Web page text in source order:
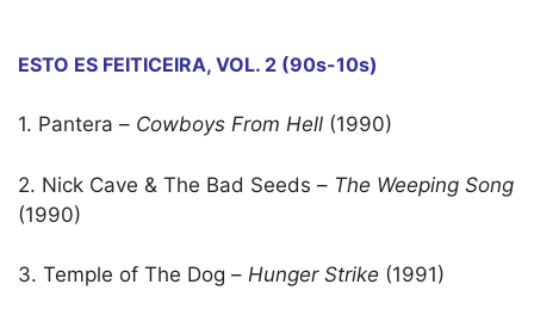
ESTO ES FEITICEIRA, VOL. 2 (90s-10s)
1. Pantera – Cowboys From Hell (1990)
2. Nick Cave & The Bad Seeds – The Weeping Song
(1990)
3. Temple of The Dog – Hunger Strike (1991)